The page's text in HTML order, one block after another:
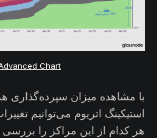
Chart
با مشاهده میزان سپرده‌گذاری
استیکینگ اتریوم می‌توانیم
هر کدام از این مراکز را بررسی